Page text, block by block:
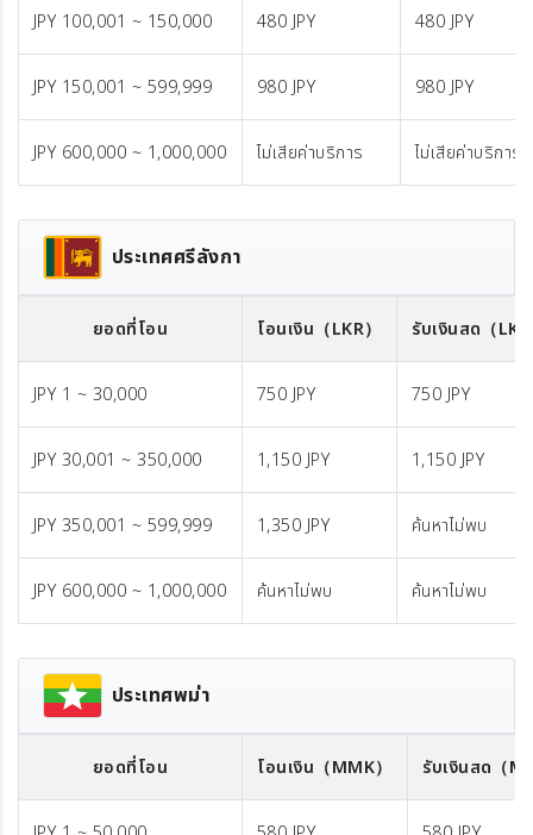
JPY 100,001 ~ 150,000 480 JPY 480 JPY
JPY 150,001 ~ 599,999 980 JPY 980 JPY
JPY 600,000 ~ 1,000,000 ไม่เสียค่าบริการ ไม่เสียค่าบริการ
ประเทศศรีลังกา
ยอดที่โอน โอนเงิน （LKR） รับเงินสด （
JPY 1 ~ 30,000 750 JPY 750 JPY
JPY 30,001 ~ 350,000 1,150 JPY 1,150 JPY
JPY 350,001 ~ 599,999 1,350 JPY ค้นหาไม่พบ
JPY 600,000 ~ 1,000,000 ค้นหาไม่พบ ค้นหาไม่พบ
ประเทศพม่า
ยอดที่โอน โอนเงิน （MMK） รับเงินสด （